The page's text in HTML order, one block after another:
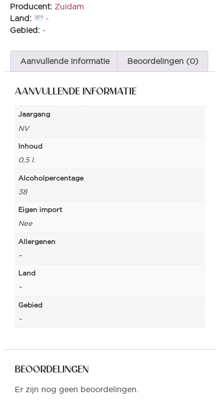
Producent: Zuidam
Land:
-
Gebied: -
Aanvullende informatie Beoordelingen (0)
AANVULLENDE INFORMATIE
Jaargang
NV
Inhoud
0,5 l.
Alcoholpercentage
38
Eigen import
Nee
Allergenen
–
Land
–
Gebied
–
BEOORDELINGEN
Er zijn nog geen beoordelingen.